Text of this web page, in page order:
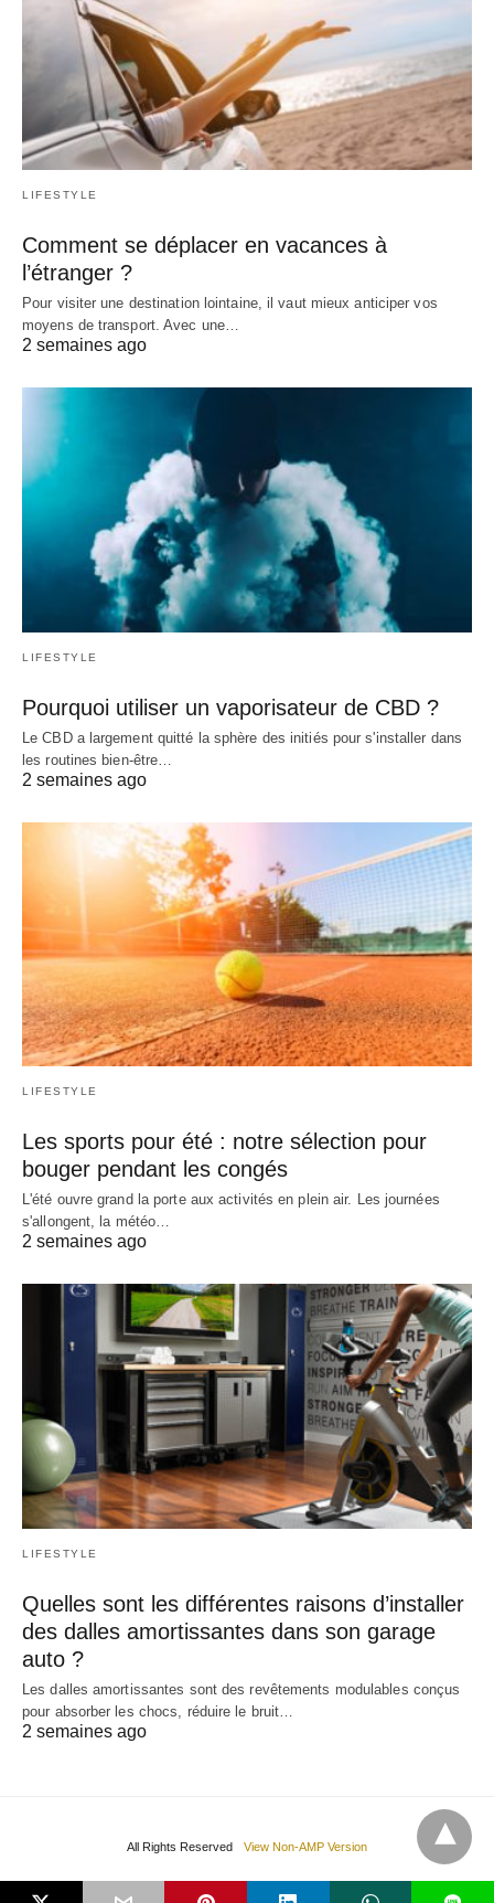
LIFESTYLE
Comment se déplacer en vacances à
l’étranger ?
Pour visiter une destination lointaine, il vaut mieux anticiper vos
moyens de transport. Avec une…
2 semaines ago
LIFESTYLE
Pourquoi utiliser un vaporisateur de CBD ?
Le CBD a largement quitté la sphère des initiés pour s'installer dans
les routines bien-être…
2 semaines ago
LIFESTYLE
Les sports pour été : notre sélection pour
bouger pendant les congés
L'été ouvre grand la porte aux activités en plein air. Les journées
s'allongent, la météo…
2 semaines ago
LIFESTYLE
Quelles sont les différentes raisons d’installer
des dalles amortissantes dans son garage
auto ?
Les dalles amortissantes sont des revêtements modulables conçus
pour absorber les chocs, réduire le bruit…
2 semaines ago
All Rights Reserved View Non-AMP Version